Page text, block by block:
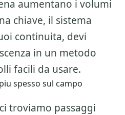
aumentano i volumi
chiave, il sistema
continuita, devi
in un metodo
facili da usare.
spesso sul campo
troviamo passaggi